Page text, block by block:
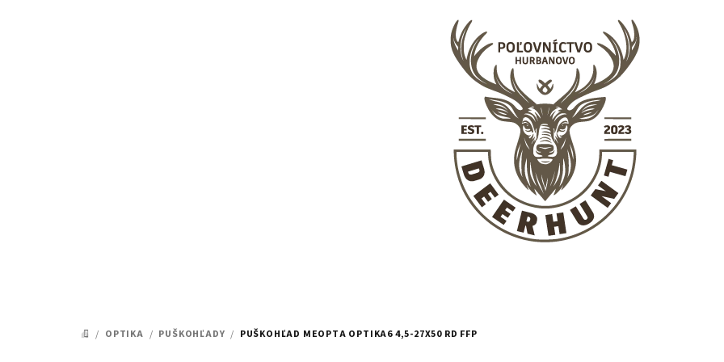
DOMOV
/ OPTIKA / PUŠKOHĽADY / PUŠKOHĽAD MEOPTA OPTIKA6 4,5-27X50 RD FFP